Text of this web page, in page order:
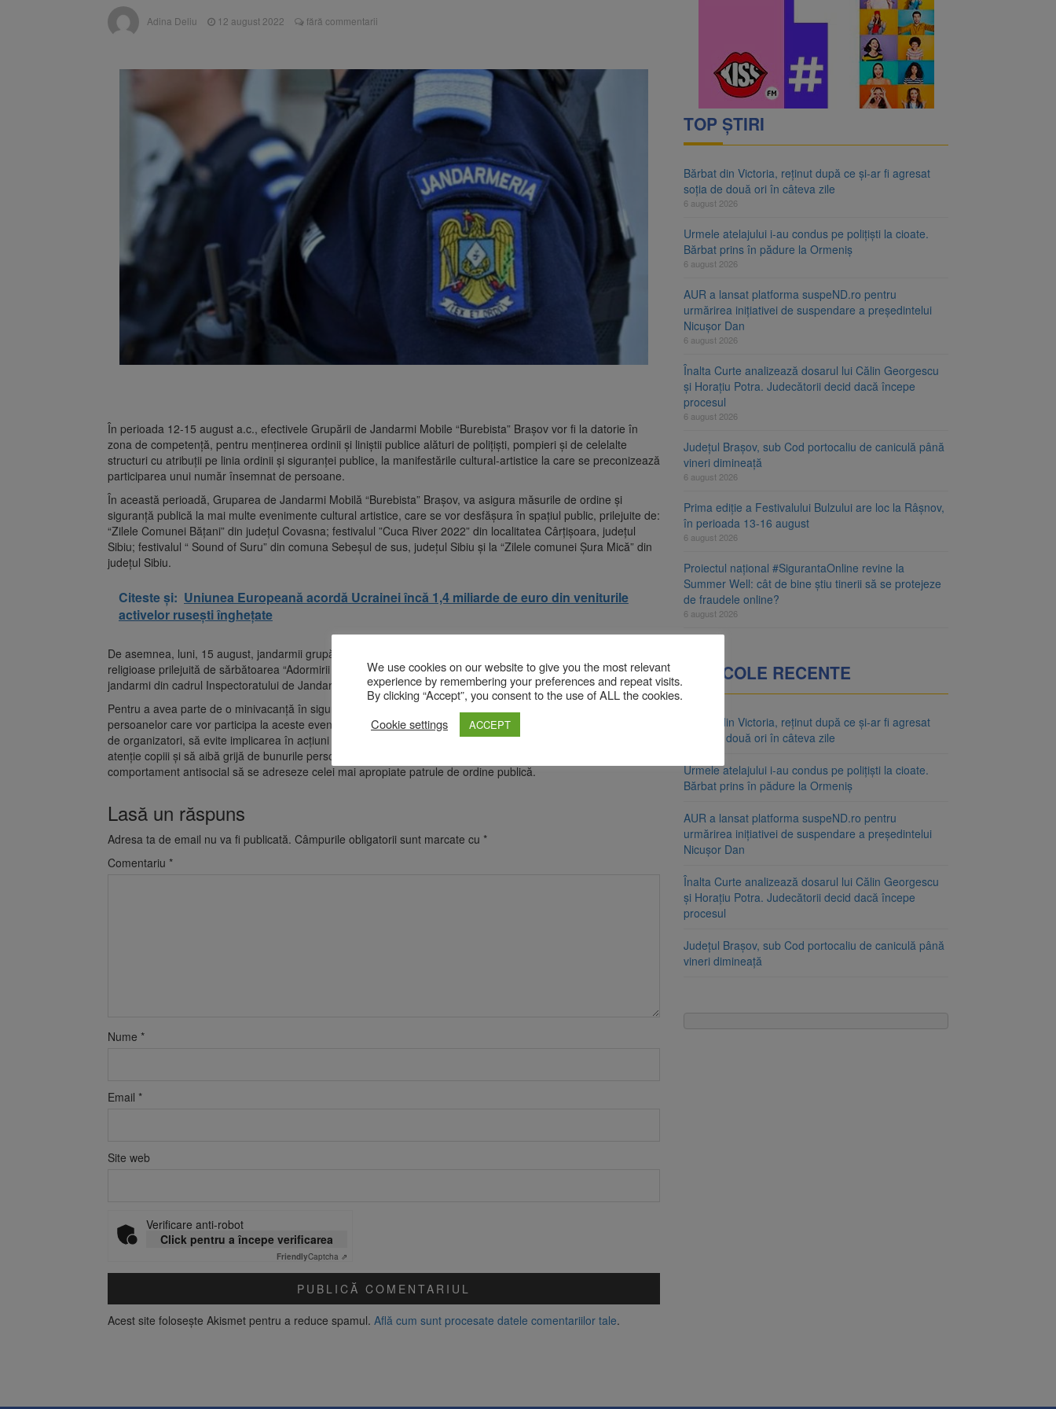
Adina Deliu 12 august 2022 fără commentarii
În perioada 12-15 august a.c., efectivele Grupării de Jandarmi Mobile “Burebista” Brașov vor fi la datorie în
zona de competență, pentru menținerea ordinii și liniștii publice alături de polițiști, pompieri și de celelalte
structuri cu atribuții pe linia ordinii și siguranței publice, la manifestările cultural-artistice la care se preconizează
participarea unui număr însemnat de persoane.
În această perioadă, Gruparea de Jandarmi Mobilă “Burebista” Brașov, va asigura măsurile de ordine și
siguranță publică la mai multe evenimente cultural artistice, care se vor desfășura în spațiul public, prilejuite de:
“Zilele Comunei Bățani” din județul Covasna; festivalul ”Cuca River 2022” din localitatea Cârțișoara, județul
Sibiu; festivalul “ Sound of Suru” din comuna Sebeșul de sus, județul Sibiu și la “Zilele comunei Șura Mică” din
județul Sibiu.
Citeste și: Uniunea Europeană acordă Ucrainei încă 1,4 miliarde de euro din veniturile
activelor rusești înghețate
De asemnea, luni, 15 august, jandarmii grupării vor fi prezenți pentru buna desfășurare a manifestării
religioase prilejuită de sărbătoarea “Adormirii Maicii Domnului”, la mănăstirea Sâmbăta de Sus, alături de
jandarmi din cadrul Inspectoratului de Jandarmi Județean Brașov.
Pentru a avea parte de o minivacanță în siguranță, Gruparea de Jandarmi Mobilă Brașov recomandă
persoanelor care vor participa la aceste evenimente: să respecte indicațiile forțelor de ordine și măsurile luate
de organizatori, să evite implicarea în acțiuni care pot tulbura ordinea și liniștea publică, să supravegheze cu
atenție copiii și să aibă grijă de bunurile personale, iar dacă observă persoane care manifestă un
comportament antisocial să se adreseze celei mai apropiate patrule de ordine publică.
Lasă un răspuns
Adresa ta de email nu va fi publicată. Câmpurile obligatorii sunt marcate cu *
Comentariu *
Nume *
Email *
Site web
Verificare anti-robot
Click pentru a începe verificarea
FriendlyCaptcha ⇗
Acest site folosește Akismet pentru a reduce spamul. Află cum sunt procesate datele comentariilor tale.
TOP ȘTIRI
Bărbat din Victoria, reținut după ce și-ar fi agresat
soția de două ori în câteva zile
6 august 2026
Urmele atelajului i-au condus pe polițiști la cioate.
Bărbat prins în pădure la Ormeniș
6 august 2026
AUR a lansat platforma suspeND.ro pentru
urmărirea inițiativei de suspendare a președintelui
Nicușor Dan
6 august 2026
Înalta Curte analizează dosarul lui Călin Georgescu
și Horațiu Potra. Judecătorii decid dacă începe
procesul
6 august 2026
Județul Brașov, sub Cod portocaliu de caniculă până
vineri dimineață
6 august 2026
Prima ediție a Festivalului Bulzului are loc la Râșnov,
în perioada 13-16 august
6 august 2026
Proiectul național #SigurantaOnline revine la
Summer Well: cât de bine știu tinerii să se protejeze
de fraudele online?
6 august 2026
ARTICOLE RECENTE
Bărbat din Victoria, reținut după ce și-ar fi agresat
soția de două ori în câteva zile
Urmele atelajului i-au condus pe polițiști la cioate.
Bărbat prins în pădure la Ormeniș
AUR a lansat platforma suspeND.ro pentru
urmărirea inițiativei de suspendare a președintelui
Nicușor Dan
Înalta Curte analizează dosarul lui Călin Georgescu
și Horațiu Potra. Judecătorii decid dacă începe
procesul
Județul Brașov, sub Cod portocaliu de caniculă până
vineri dimineață
We use cookies on our website to give you the most relevant
experience by remembering your preferences and repeat visits.
By clicking “Accept”, you consent to the use of ALL the cookies.
Cookie settings
ACCEPT